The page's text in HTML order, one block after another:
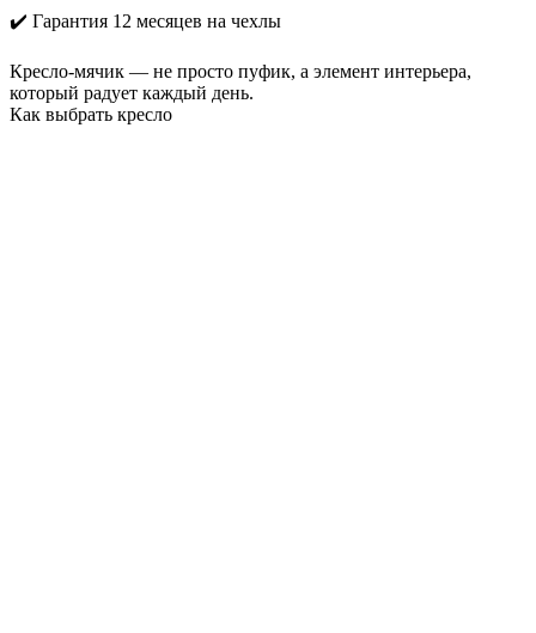
✔️ Гарантия 12 месяцев на чехлы
Кресло-мячик — не просто пуфик, а элемент интерьера,
который радует каждый день.
Как выбрать кресло